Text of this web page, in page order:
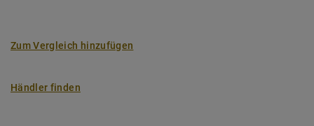
Zum Vergleich hinzufügen
Händler finden